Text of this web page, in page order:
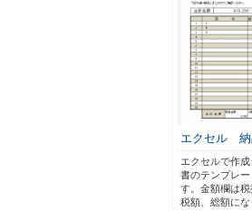
エクセル
エクセルで作
書のテンプレ
す。金額欄は
税額、総額にな